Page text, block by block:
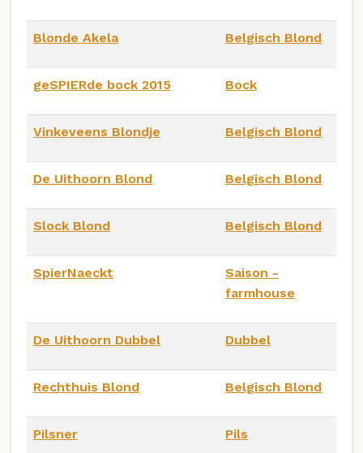
Blonde Akela Belgisch Blond
geSPIERde bock 2015 Bock
Vinkeveens Blondje Belgisch Blond
De Uithoorn Blond Belgisch Blond
Slock Blond Belgisch Blond
SpierNaeckt
Saison -
farmhouse
De Uithoorn Dubbel Dubbel
Rechthuis Blond Belgisch Blond
Pilsner Pils